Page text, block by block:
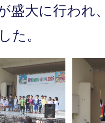
盛大に行われ
た。